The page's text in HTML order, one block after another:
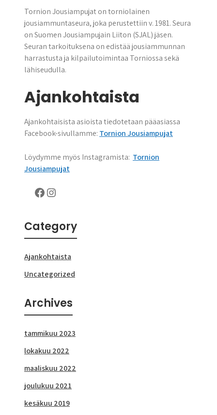
Tornion Jousiampujat on torniolainen
jousiammuntaseura, joka perustettiin v. 1981. Seura
on Suomen Jousiampujain Liiton (SJAL) jäsen.
Seuran tarkoituksena on edistää jousiammunnan
harrastusta ja kilpailutoimintaa Torniossa sekä
lähiseudulla.
Ajankohtaista
Ajankohtaisista asioista tiedotetaan pääasiassa
Facebook-sivullamme: Tornion Jousiampujat
Löydymme myös Instagramista: Tornion
Jousiampujat
Facebook Instagram
Category
Ajankohtaista
Uncategorized
Archives
tammikuu 2023
lokakuu 2022
maaliskuu 2022
joulukuu 2021
kesäkuu 2019